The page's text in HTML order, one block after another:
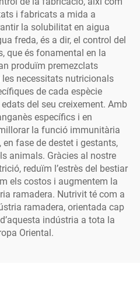
i fabricats a mida a
la solubilitat en aigua
freda, és a dir, el control del
que és fonamental en la
produïm premezclats
necessitats nutricionals
de cada espècie
del seu creixement. Amb
específics i en
la funció immunitària
fase de destet i gestants,
animals. Gràcies al nostre
reduïm l’estrès del bestiar
els costos i augmentem la
ramadera. Nutrivit té com a
ramadera, orientada cap
indústria a tota la
Oriental.